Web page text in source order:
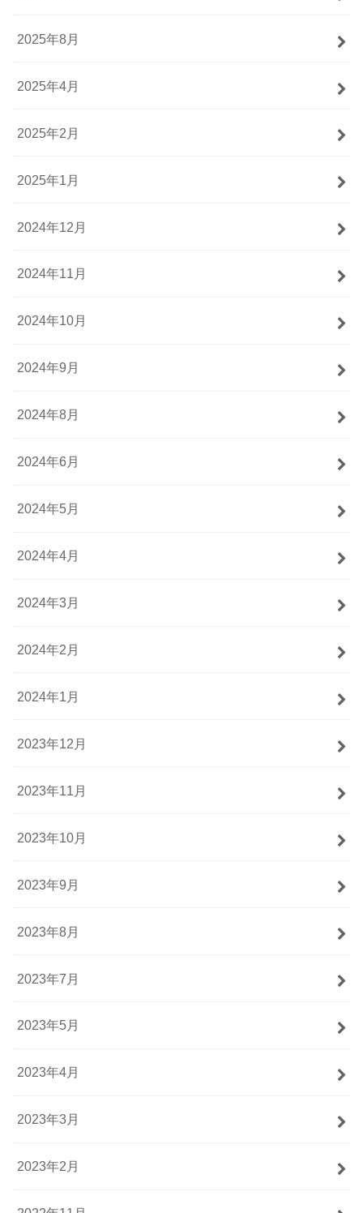
2025年8月
2025年4月
2025年2月
2025年1月
2024年12月
2024年11月
2024年10月
2024年9月
2024年8月
2024年6月
2024年5月
2024年4月
2024年3月
2024年2月
2024年1月
2023年12月
2023年11月
2023年10月
2023年9月
2023年8月
2023年7月
2023年5月
2023年4月
2023年3月
2023年2月